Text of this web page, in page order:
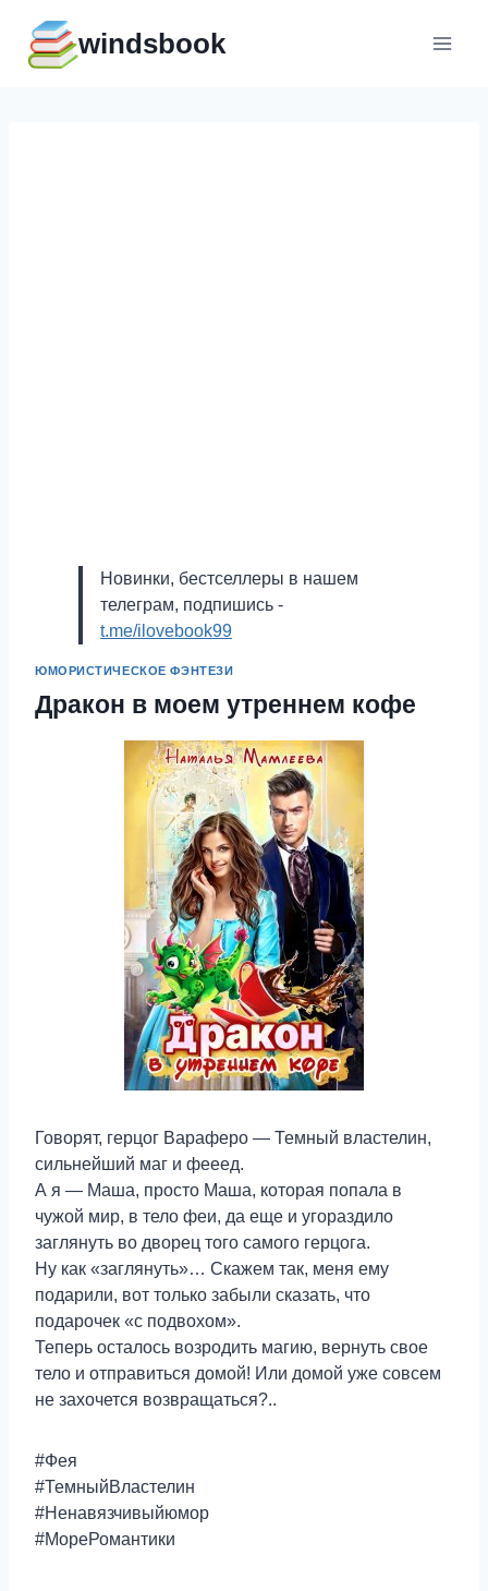
содержимому
windsbook
Новинки, бестселлеры в нашем
телеграм, подпишись -
t.me/ilovebook99
ЮМОРИСТИЧЕСКОЕ ФЭНТЕЗИ
Дракон в моем утреннем кофе
Говорят, герцог Вараферо — Темный властелин,
сильнейший маг и фееед.
А я — Маша, просто Маша, которая попала в
чужой мир, в тело феи, да еще и угораздило
заглянуть во дворец того самого герцога.
Ну как «заглянуть»… Скажем так, меня ему
подарили, вот только забыли сказать, что
подарочек «с подвохом».
Теперь осталось возродить магию, вернуть свое
тело и отправиться домой! Или домой уже совсем
не захочется возвращаться?..
#Фея
#ТемныйВластелин
#Ненавязчивыйюмор
#МореРомантики